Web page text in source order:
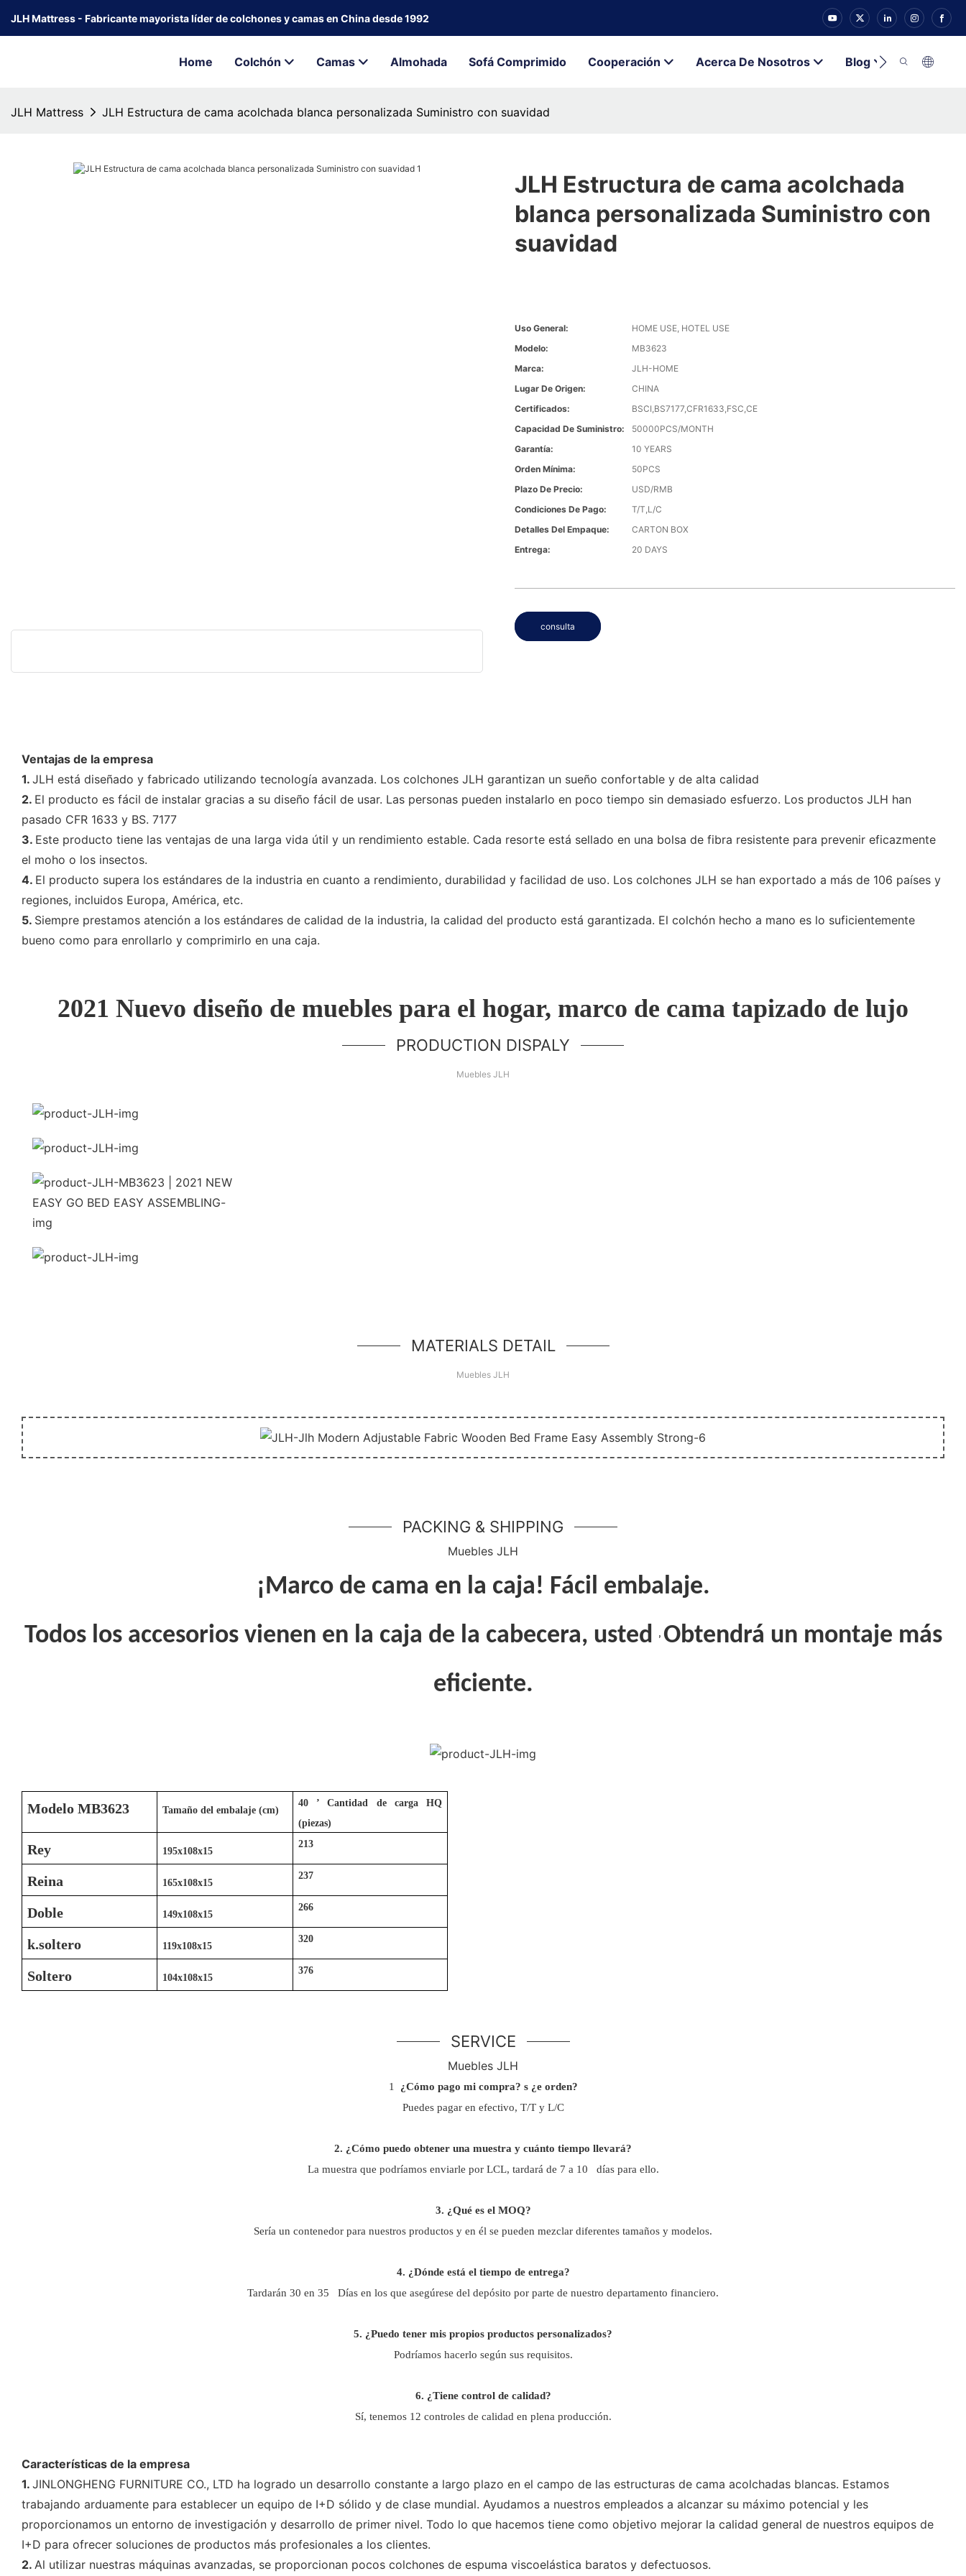
JLH Mattress - Fabricante mayorista líder de colchones y camas en China desde 1992
Home Colchón Camas Almohada Sofá Comprimido Cooperación Acerca De Nosotros Blog Contacto
JLH Mattress JLH Estructura de cama acolchada blanca personalizada Suministro con suavidad
JLH Estructura de cama acolchada
blanca personalizada Suministro con
suavidad
Uso General:
HOME USE, HOTEL USE
Modelo:
MB3623
Marca:
JLH-HOME
Lugar De Origen:
CHINA
Certificados:
BSCI,BS7177,CFR1633,FSC,CE
Capacidad De Suministro:
50000PCS/MONTH
Garantía:
10 YEARS
Orden Mínima:
50PCS
Plazo De Precio:
USD/RMB
Condiciones De Pago:
T/T,L/C
Detalles Del Empaque:
CARTON BOX
Entrega:
20 DAYS
consulta
Ventajas de la empresa
1. JLH está diseñado y fabricado utilizando tecnología avanzada. Los colchones JLH garantizan un sueño confortable y de alta calidad
2. El producto es fácil de instalar gracias a su diseño fácil de usar. Las personas pueden instalarlo en poco tiempo sin demasiado esfuerzo. Los productos JLH han
pasado CFR 1633 y BS. 7177
3. Este producto tiene las ventajas de una larga vida útil y un rendimiento estable. Cada resorte está sellado en una bolsa de fibra resistente para prevenir eficazmente
el moho o los insectos.
4. El producto supera los estándares de la industria en cuanto a rendimiento, durabilidad y facilidad de uso. Los colchones JLH se han exportado a más de 106 países y
regiones, incluidos Europa, América, etc.
5. Siempre prestamos atención a los estándares de calidad de la industria, la calidad del producto está garantizada. El colchón hecho a mano es lo suficientemente
bueno como para enrollarlo y comprimirlo en una caja.
2021 Nuevo diseño de muebles para el hogar, marco de cama tapizado de lujo
PRODUCTION DISPALY
Muebles JLH
MATERIALS DETAIL
Muebles JLH
PACKING & SHIPPING
Muebles JLH
¡Marco de cama en la caja! Fácil embalaje.
Todos los accesorios vienen en la caja de la cabecera, usted
’ Obtendrá un montaje más
eficiente.
Modelo MB3623 Tamaño del embalaje (cm)
40 ’Cantidad de carga HQ
(piezas)
Rey 195x108x15
213
Reina 165x108x15
237
Doble 149x108x15
266
k.soltero 119x108x15
320
Soltero 104x108x15
376
SERVICE
Muebles JLH
1 ¿Cómo pago mi compra? s¿e orden?
Puedes pagar en efectivo, T/T y L/C
2. ¿Cómo puedo obtener una muestra y cuánto tiempo llevará?
La muestra que podríamos enviarle por LCL, tardará de 7 a 10
días para ello.
3. ¿Qué es el MOQ?
Sería un contenedor para nuestros productos y en él se pueden mezclar diferentes tamaños y modelos.
4. ¿Dónde está el tiempo de entrega?
Tardarán 30 en 35
Días en los que asegúrese del depósito por parte de nuestro departamento financiero.
5. ¿Puedo tener mis propios productos personalizados?
Podríamos hacerlo según sus requisitos.
6. ¿Tiene control de calidad?
Sí, tenemos 12 controles de calidad en plena producción.
Características de la empresa
1. JINLONGHENG FURNITURE CO., LTD ha logrado un desarrollo constante a largo plazo en el campo de las estructuras de cama acolchadas blancas. Estamos
trabajando arduamente para establecer un equipo de I+D sólido y de clase mundial. Ayudamos a nuestros empleados a alcanzar su máximo potencial y les
proporcionamos un entorno de investigación y desarrollo de primer nivel. Todo lo que hacemos tiene como objetivo mejorar la calidad general de nuestros equipos de
I+D para ofrecer soluciones de productos más profesionales a los clientes.
2. Al utilizar nuestras máquinas avanzadas, se proporcionan pocos colchones de espuma viscoelástica baratos y defectuosos.